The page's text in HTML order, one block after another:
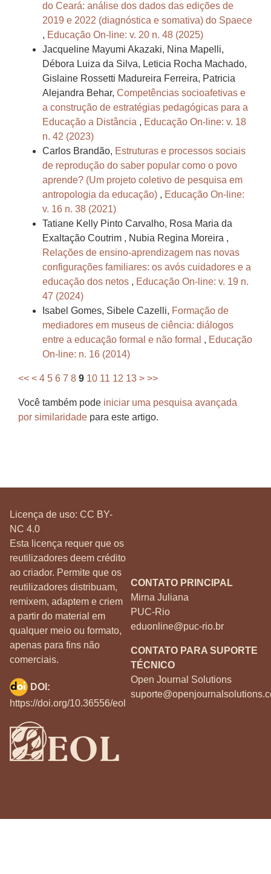
do Ceará: análise dos dados das edições de
2019 e 2022 (diagnóstica e somativa) do Spaece
, Educação On-line: v. 20 n. 48 (2025)
Jacqueline Mayumi Akazaki, Nina Mapelli,
Débora Luiza da Silva, Leticia Rocha Machado,
Gislaine Rossetti Madureira Ferreira, Patricia
Alejandra Behar, Competências socioafetivas e
a construção de estratégias pedagógicas para a
Educação a Distância , Educação On-line: v. 18
n. 42 (2023)
Carlos Brandão, Estruturas e processos sociais
de reprodução do saber popular como o povo
aprende? (Um projeto coletivo de pesquisa em
antropologia da educação) , Educação On-line:
v. 16 n. 38 (2021)
Tatiane Kelly Pinto Carvalho, Rosa Maria da
Exaltação Coutrim , Nubia Regina Moreira ,
Relações de ensino-aprendizagem nas novas
configurações familiares: os avós cuidadores e a
educação dos netos , Educação On-line: v. 19 n.
47 (2024)
Isabel Gomes, Sibele Cazelli, Formação de
mediadores em museus de ciência: diálogos
entre a educação formal e não formal , Educação
On-line: n. 16 (2014)
<< < 4 5 6 7 8 9 10 11 12 13 > >>
Você também pode iniciar uma pesquisa avançada
por similaridade para este artigo.
Licença de uso: CC BY-
NC 4.0
Esta licença requer que os
reutilizadores deem crédito
ao criador. Permite que os
reutilizadores distribuam,
remixem, adaptem e criem
a partir do material em
qualquer meio ou formato,
apenas para fins não
comerciais.
CONTATO PRINCIPAL
Mirna Juliana
PUC-Rio
eduonline@puc-rio.br
CONTATO PARA SUPORTE
TÉCNICO
Open Journal Solutions
DOI:
https://doi.org/10.36556/eol